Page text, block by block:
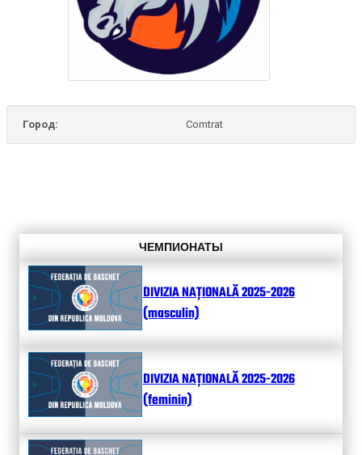
Город: Comtrat
ЧЕМПИОНАТЫ
DIVIZIA NAȚIONALĂ 2025-2026
(masculin)
DIVIZIA NAȚIONALĂ 2025-2026
(feminin)